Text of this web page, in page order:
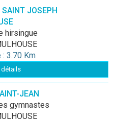
JOSEPH
hirsingue
: 3.70 Km
détails
JEAN
gymnastes